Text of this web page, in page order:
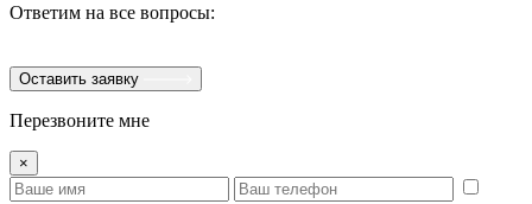
Ответим на все вопросы:
Оставить заявку
Перезвоните мне
×